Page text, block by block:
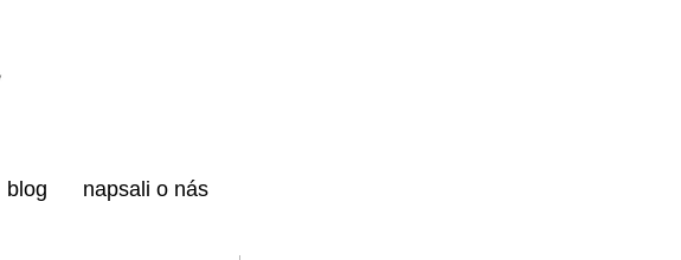
blog napsali o nás